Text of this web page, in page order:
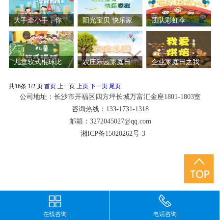
大手牵小手，你
我共成长
阳光宝贝 快乐家
庭
团队彩虹伞
儿童软式棍球比
农庄乐园家庭日
企业家庭日之我
共16条 1/2 页 首页 上一页 上页 下一页 尾页
公司地址：长沙市开福区四方坪长城万富汇金座1801-1803室
咨询热线：133-1731-1318
邮箱：3272045027@qq.com
湘ICP备15020262号-3
在线咨询 电话咨询